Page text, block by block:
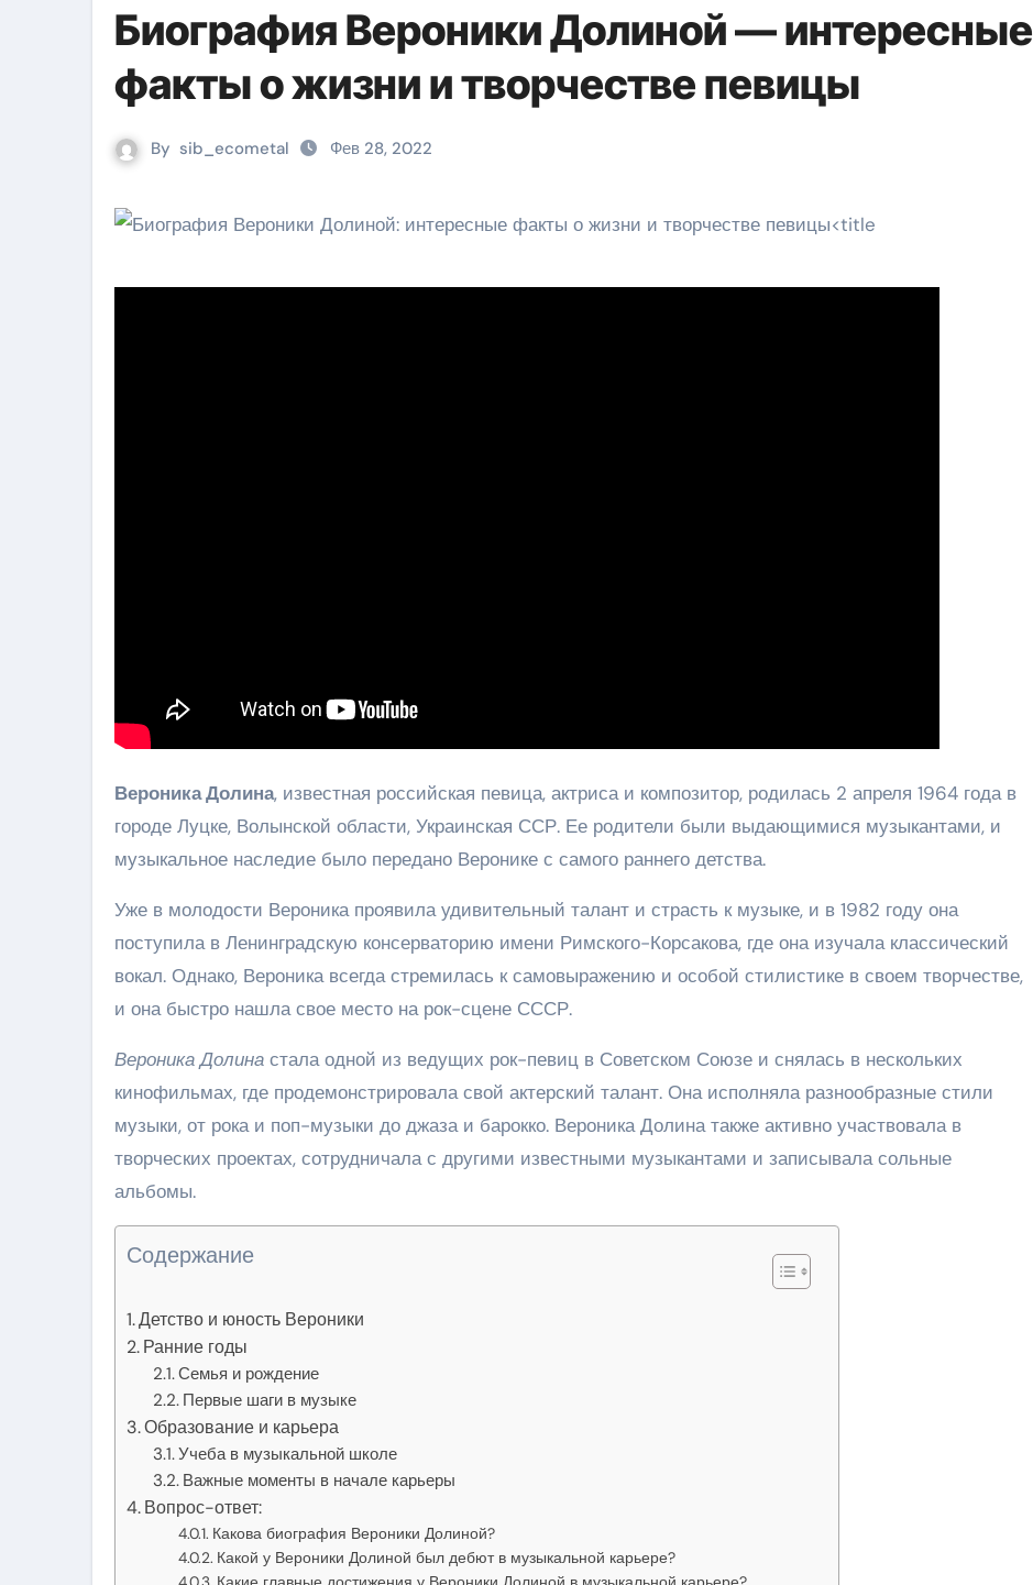
Биография Вероники Долиной — интересные
факты о жизни и творчестве певицы
By sib_ecometal Фев 28, 2022
Вероника Долина, известная российская певица, актриса и композитор, родилась 2 апреля 1964 года в
городе Луцке, Волынской области, Украинская ССР. Ее родители были выдающимися музыкантами, и
музыкальное наследие было передано Веронике с самого раннего детства.
Уже в молодости Вероника проявила удивительный талант и страсть к музыке, и в 1982 году она
поступила в Ленинградскую консерваторию имени Римского-Корсакова, где она изучала классический
вокал. Однако, Вероника всегда стремилась к самовыражению и особой стилистике в своем творчестве,
и она быстро нашла свое место на рок-сцене СССР.
Вероника Долина стала одной из ведущих рок-певиц в Советском Союзе и снялась в нескольких
кинофильмах, где продемонстрировала свой актерский талант. Она исполняла разнообразные стили
музыки, от рока и поп-музыки до джаза и барокко. Вероника Долина также активно участвовала в
творческих проектах, сотрудничала с другими известными музыкантами и записывала сольные
альбомы.
Содержание
Детство и юность Вероники
Ранние годы
Семья и рождение
Первые шаги в музыке
Образование и карьера
Учеба в музыкальной школе
Важные моменты в начале карьеры
Вопрос-ответ:
Какова биография Вероники Долиной?
Какой у Вероники Долиной был дебют в музыкальной карьере?